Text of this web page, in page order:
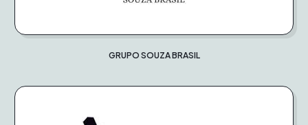
GRUPO SOUZA BRASIL